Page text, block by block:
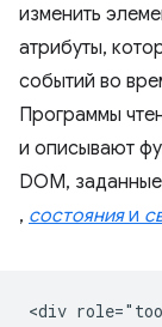
изменить
атрибуты,
событий во
Программы
и описывают
DOM,
, состоянияи